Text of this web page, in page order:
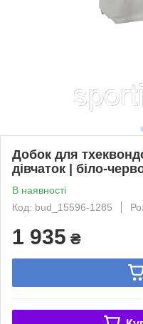
Добок для
дівчаток | біло-
В наявності
Код: bud_15596-1285
1 935 ₴